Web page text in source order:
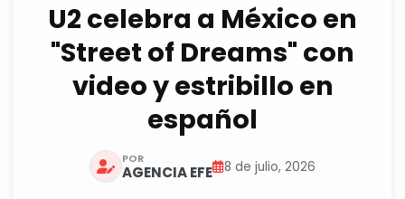
U2 celebra a México en
"Street of Dreams" con
video y estribillo en
español
POR
AGENCIA EFE 8 de julio, 2026